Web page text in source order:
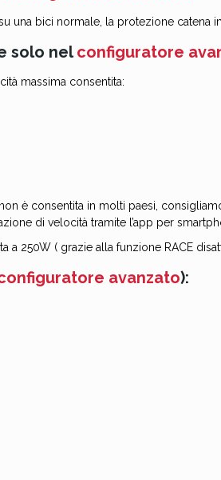
una bici normale, la protezione catena
solo nelconfiguratore
massima consentita:
è consentita in molti paesi,
di velocità tramite l’app per
a 250W ( grazie alla funzione RACE
avanzato):